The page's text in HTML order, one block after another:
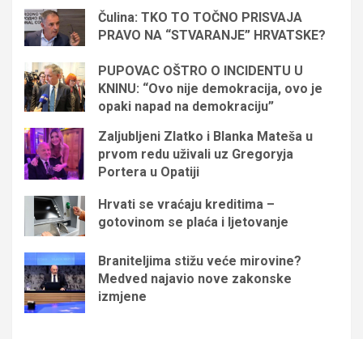
Čulina: TKO TO TOČNO PRISVAJA
PRAVO NA “STVARANJE” HRVATSKE?
PUPOVAC OŠTRO O INCIDENTU U
KNINU: “Ovo nije demokracija, ovo je
opaki napad na demokraciju”
Zaljubljeni Zlatko i Blanka Mateša u
prvom redu uživali uz Gregoryja
Portera u Opatiji
Hrvati se vraćaju kreditima –
gotovinom se plaća i ljetovanje
Braniteljima stižu veće mirovine?
Medved najavio nove zakonske
izmjene